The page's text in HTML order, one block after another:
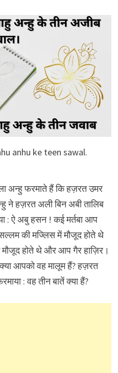
anhu ke teen sawal.
अन्हु फरमाते हैं कि हज़रत उमर
ने हज़रत अली बिन अबी तालिब
: ऐ अबु हसन ! कई मर्तबा आप
की मज्लिस में मौजूद होते थे
होते थे और आप गैर हाज़िर।
आपको वह मालूम हैं? हज़रत
: वह तीन बातें क्या हैं?